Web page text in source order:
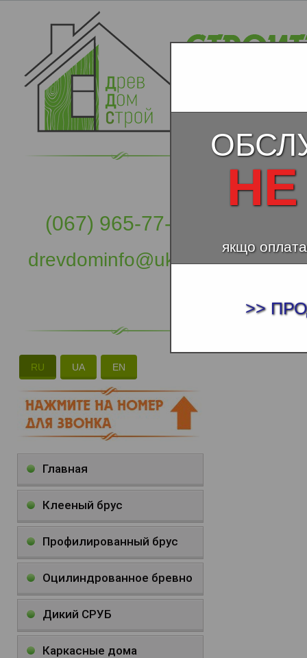
(067) 965-77-57
drevdominfo@ukr.net
RU UA EN
Главная
Клееный брус
Профилированный брус
Оцилиндрованное бревно
Дикий СРУБ
Каркасные дома
якщо
>>